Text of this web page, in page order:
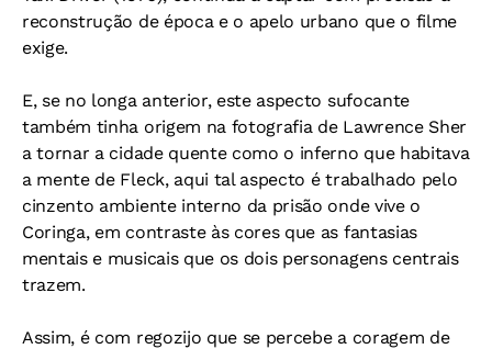
reconstrução de época e o apelo urbano que o filme
exige.
E, se no longa anterior, este aspecto sufocante
também tinha origem na fotografia de Lawrence Sher
a tornar a cidade quente como o inferno que habitava
a mente de Fleck, aqui tal aspecto é trabalhado pelo
cinzento ambiente interno da prisão onde vive o
Coringa, em contraste às cores que as fantasias
mentais e musicais que os dois personagens centrais
trazem.
Assim, é com regozijo que se percebe a coragem de